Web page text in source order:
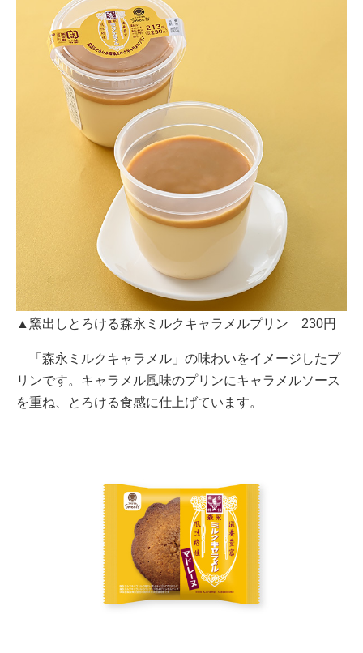
▲窯出しとろける森永ミルクキャラメルプリン 230円
「森永ミルクキャラメル」の味わいをイメージしたプ
リンです。キャラメル風味のプリンにキャラメルソース
を重ね、とろける食感に仕上げています。